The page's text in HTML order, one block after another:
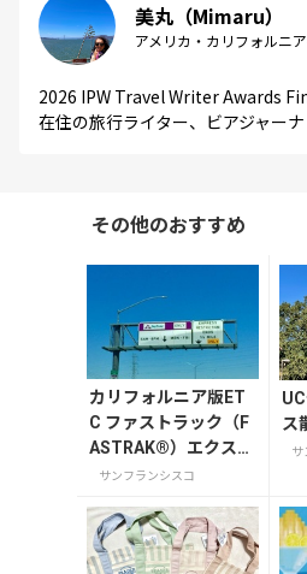
美丸（Mimaru）
アメリカ・カリフォルニ
2026 IPW Travel Writer Awards
在住の旅行ライター、ビアジャーナ
その他のおすすめ
カリフォルニア版ET
C ファストラック（F
ASTRAK®）エクスプ
レスレーン
サンフランシスコ
ス
サ